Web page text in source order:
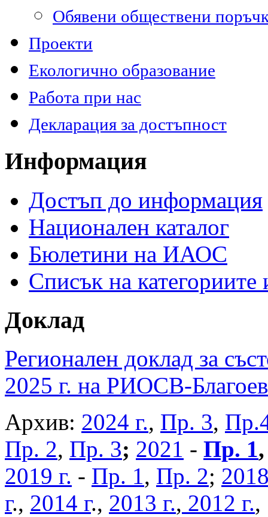
Обявени обществени
Проекти
Екологично образование
Работа при нас
Декларация за достъпност
Информация
Достъп до информация
Национален каталог
Бюлетини на ИАОС
Списък на
Доклад
Регионален доклад за
2025 г. на РИОСВ-
Архив: 2024 г., Пр. 3,
Пр. 2, Пр. 3; 2021 - Пр. 1
2019 г. - Пр. 1, Пр. 2;
г., 2014 г., 2013 г., 2012 г.